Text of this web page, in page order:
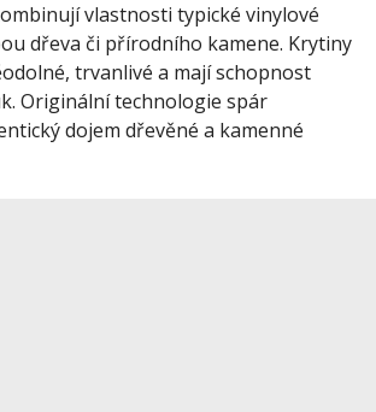
vlastnosti typické vinylové
dřeva či přírodního kamene. Krytiny
trvanlivé a mají schopnost
Originální technologie spár
dojem dřevěné a kamenné